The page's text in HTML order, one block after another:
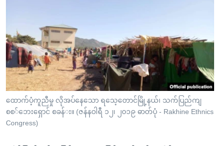
အ
ညွန်း
စာမျက်နှာ
သို့
ကျော်
ကြည့်
ရန်
ရှာဖွေ
သုတပဒေသာ အင်္ဂလိပ်စာ
Learning English
ဗွီအိုအေ လူမှုကွန်ယက်များ
ဘာသာစကားများ
ထောက်‌ပံ့ကူညီမှု လိုအပ်နေသော ရ‌သေ့‌တောင်‌မြို့နယ်‌၊ သက်‌ပြည်‌ကျ
စစ‌်‌‌ဘေး‌ရှောင်‌ စခန်‌း။ (ဇန်နဝါရီ ၁၂၊ ၂၀၁၉ ဓာတ်ပုံ - Rakhine Ethnics
Congress)